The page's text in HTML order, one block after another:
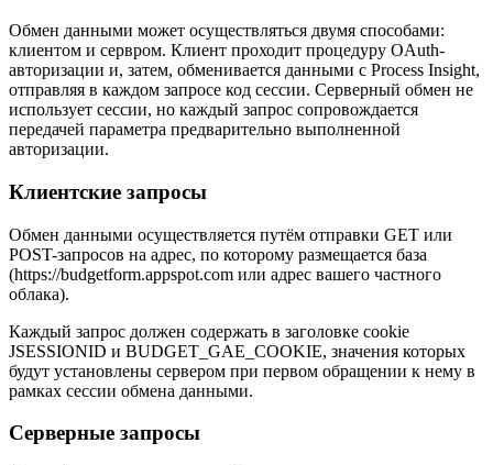
Обмен данными может осуществляться двумя способами:
клиентом и сервром. Клиент проходит процедуру OAuth-
авторизации и, затем, обменивается данными с Process Insight,
отправляя в каждом запросе код сессии. Серверный обмен не
использует сессии, но каждый запрос сопровождается
передачей параметра предварительно выполненной
авторизации.
Клиентские запросы
Обмен данными осуществляется путём отправки GET или
POST-запросов на адрес, по которому размещается база
(https://budgetform.appspot.com или адрес вашего частного
облака).
Каждый запрос должен содержать в заголовке cookie
JSESSIONID и BUDGET_GAE_COOKIE, значения которых
будут установлены сервером при первом обращении к нему в
рамках сессии обмена данными.
Серверные запросы